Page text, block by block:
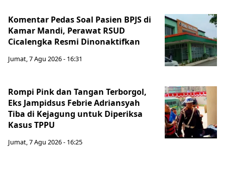
Komentar Pedas Soal Pasien BPJS di
Kamar Mandi, Perawat RSUD
Cicalengka Resmi Dinonaktifkan
Jumat, 7 Agu 2026 - 16:31
Rompi Pink dan Tangan Terborgol,
Eks Jampidsus Febrie Adriansyah
Tiba di Kejagung untuk Diperiksa
Kasus TPPU
Jumat, 7 Agu 2026 - 16:25